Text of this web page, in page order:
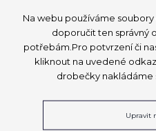
PŘEČÍST ČLÁNEK
Ministři
sejdou v
Na webu používáme
doporučit ten správný
potřebám.Pro potvrzení či
kliknout na uvedené
drobečky nakládáme
Upravit